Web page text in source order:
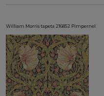
William Morris tapeta 216852 Pimpernel